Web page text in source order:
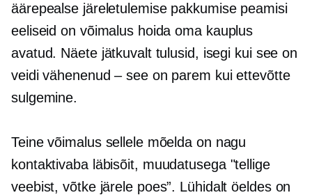
äärepealse järeletulemise pakkumise peamisi
eeliseid on võimalus hoida oma kauplus
avatud. Näete jätkuvalt tulusid, isegi kui see on
veidi vähenenud – see on parem kui ettevõtte
sulgemine.
Teine võimalus sellele mõelda on nagu
kontaktivaba läbisõit, muudatusega "tellige
veebist, võtke järele poes”. Lühidalt öeldes on